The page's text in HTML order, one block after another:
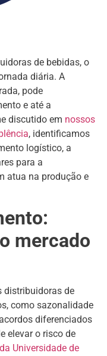
de bebidas, o
diária. A
pode
e até a
discutido em nossos
, identificamos
logístico, a
para a
atua na produção e
mercado
distribuidoras de
como sazonalidade
diferenciados
elevar o risco de
Universidade de